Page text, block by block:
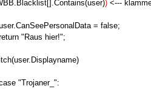
) <---
= false;
"Raus hier!";
"Trojaner_":